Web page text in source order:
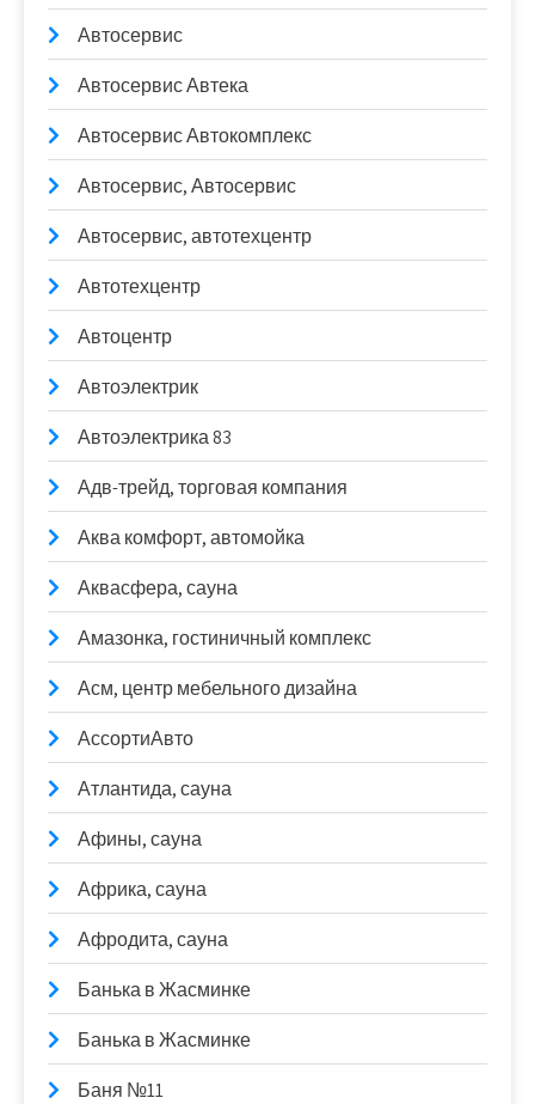
Автосервис
Автосервис Автека
Автосервис Автокомплекс
Автосервис, Автосервис
Автосервис, автотехцентр
Автотехцентр
Автоцентр
Автоэлектрик
Автоэлектрика 83
Адв-трейд, торговая компания
Аква комфорт, автомойка
Аквасфера, сауна
Амазонка, гостиничный комплекс
Асм, центр мебельного дизайна
АссортиАвто
Атлантида, сауна
Афины, сауна
Африка, сауна
Афродита, сауна
Банька в Жасминке
Банька в Жасминке
Баня №11